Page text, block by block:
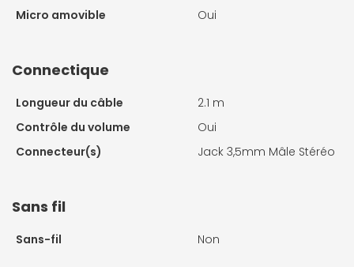
Micro amovible Oui
Connectique
Longueur du câble
2.1 m
Contrôle du volume
Oui
Connecteur(s)
Jack 3,5mm Mâle Stéréo
Sans fil
Sans-fil Non